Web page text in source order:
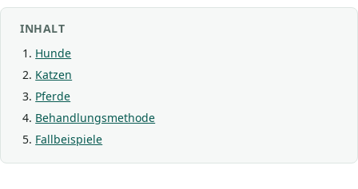
INHALT
Hunde
Katzen
Pferde
Behandlungsmethode
Fallbeispiele